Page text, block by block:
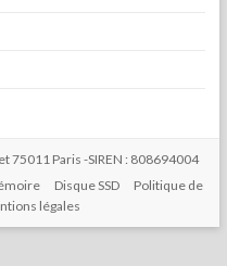
75011 Paris -SIREN : 808694004
Disque SSD
Politique de
légales